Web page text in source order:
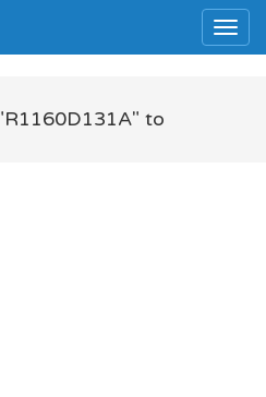
to